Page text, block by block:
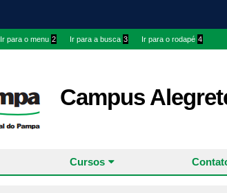
Ir para o menu 2 Ir para a busca 3 Ir para o rodapé 4
Campus
Cursos